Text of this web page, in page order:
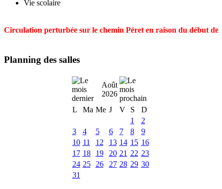
Vie scolaire
Circulation perturbée sur le chemin Péret en raison du début
Planning des salles
Août
2026
L
Ma Me J V S
D
1
2
3
4 5 6 7 8
9
10 11 12 13 14 15 16
17 18 19 20 21 22 23
24 25 26 27 28 29 30
31